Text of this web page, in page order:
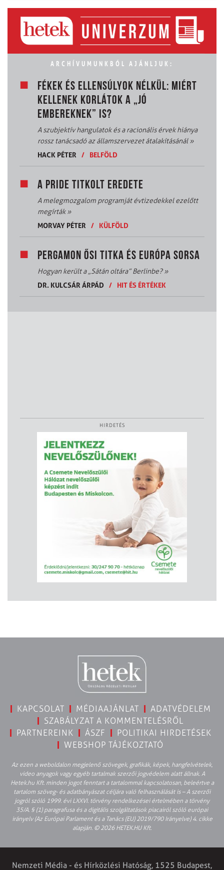
ARCHÍVUMUNKBÓL AJÁNLJUK:
FÉKEK ÉS ELLENSÚLYOK NÉLKÜL: MIÉRT
KELLENEK KORLÁTOK A „JÓ
EMBEREKNEK” IS?
A szubjektív hangulatok és a racionális érvek hiánya
rossz tanácsadó az államszervezet átalakításánál»
HACK PÉTER / BELFÖLD
A PRIDE TITKOLT EREDETE
A melegmozgalom programját évtizedekkel ezelőtt
megírták»
MORVAY PÉTER / KÜLFÖLD
PERGAMON ŐSI TITKA ÉS EURÓPA SORSA
Hogyan került a „Sátán oltára” Berlinbe?»
DR. KULCSÁR ÁRPÁD
/ HIT ÉS ÉRTÉKEK
HIRDETÉS
KAPCSOLAT MÉDIAAJÁNLAT
ADATVÉDELEM
SZABÁLYZAT A KOMMENTELÉSRŐL
PARTNEREINK
ÁSZF
POLITIKAI HIRDETÉSEK
WEBSHOP TÁJÉKOZTATÓ
Az ezen a weboldalon megjelenő szövegek, grafikák, képek, hangfelvételek,
video anyagok vagy egyéb tartalmak szerzői jogvédelem alatt állnak. A
Hetek.hu Kft. minden jogot fenntart a tartalommal kapcsolatosan, beleértve a
tartalom szöveg- és adatbányászat céljára való felhasználását is – A szerzői
jogról szóló 1999. évi LXXVI. törvény rendelkezései értelmében a törvény
35/A. § (1) paragrafusa és a digitális szolgáltatások piacairól szóló európai
irányelv (Az Európai Parlament és a Tanács (EU) 2019/790 Irányelve) 4. cikke
alapján. © 2026 HETEK.HU Kft.
Nemzeti Média - és Hírközlési Hatóság, 1525 Budapest,